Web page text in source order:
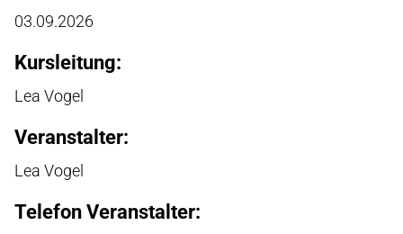
03.09.2026
Kursleitung:
Lea Vogel
Veranstalter:
Lea Vogel
Telefon Veranstalter: